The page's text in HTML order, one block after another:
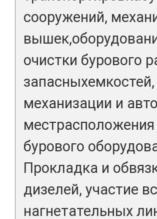
сооружений,
очистки бурового
механизации и
бурового
Прокладка и
дизелей, участие
нагнетательных